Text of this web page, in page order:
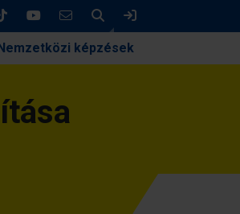
Keresés
képzések